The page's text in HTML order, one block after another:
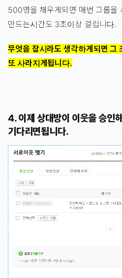
500명을 채우게되면 매번 그룹을
만드는시간도 3초이상 걸립니다.
무엇을 잠시라도 생각하게되면 그
또 사라지게됩니다.
4. 이제 상대방이 이웃을 승인
기다리면됩니다.